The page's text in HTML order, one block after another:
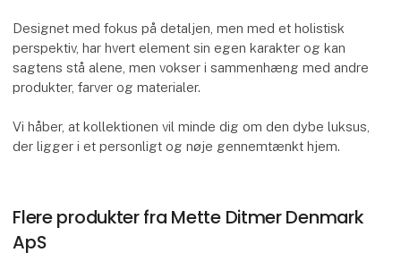
Designet med fokus på detaljen, men med et holistisk
perspektiv, har hvert element sin egen karakter og kan
sagtens stå alene, men vokser i sammenhæng med andre
produkter, farver og materialer.
Vi håber, at kollektionen vil minde dig om den dybe luksus,
der ligger i et personligt og nøje gennemtænkt hjem.
Flere produkter fra Mette Ditmer Denmark
ApS